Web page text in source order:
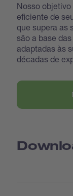
Nosso
eficiente de
que supera as
são a base
adaptadas às
décadas de